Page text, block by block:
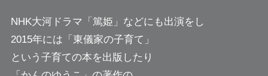
NHK大河ドラマ「篤姫」などにも出演をし
2015年には「東儀家の子育て」
という子育ての本を出版したり